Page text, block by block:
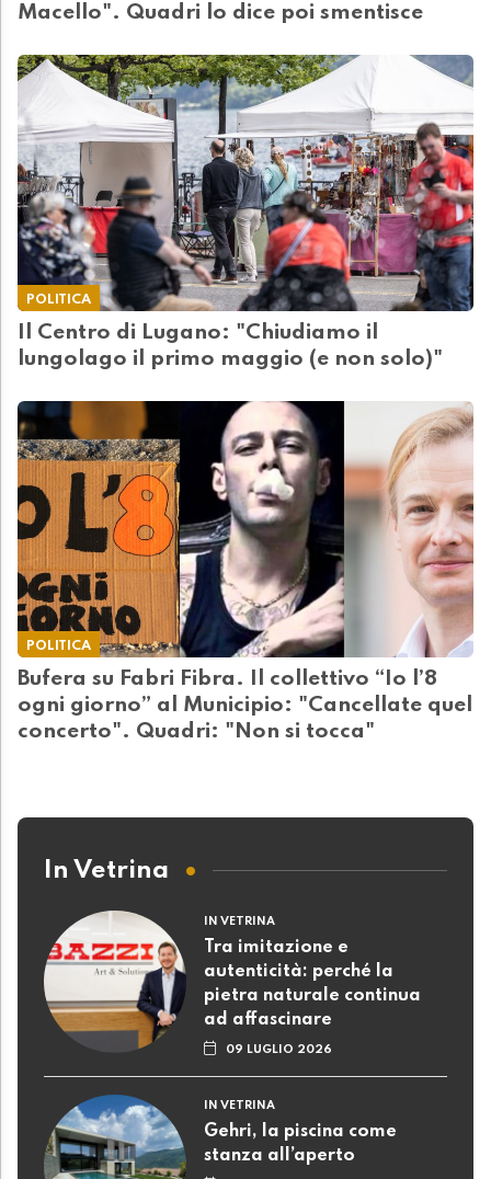
Macello". Quadri lo dice poi smentisce
POLITICA
Il Centro di Lugano: "Chiudiamo il
lungolago il primo maggio (e non solo)"
POLITICA
Bufera su Fabri Fibra. Il collettivo “Io l’8
ogni giorno” al Municipio: "Cancellate quel
concerto". Quadri: "Non si tocca"
In Vetrina
IN VETRINA
Tra imitazione e
autenticità: perché la
pietra naturale continua
ad affascinare
09 LUGLIO 2026
IN VETRINA
Gehri, la piscina come
stanza all’aperto